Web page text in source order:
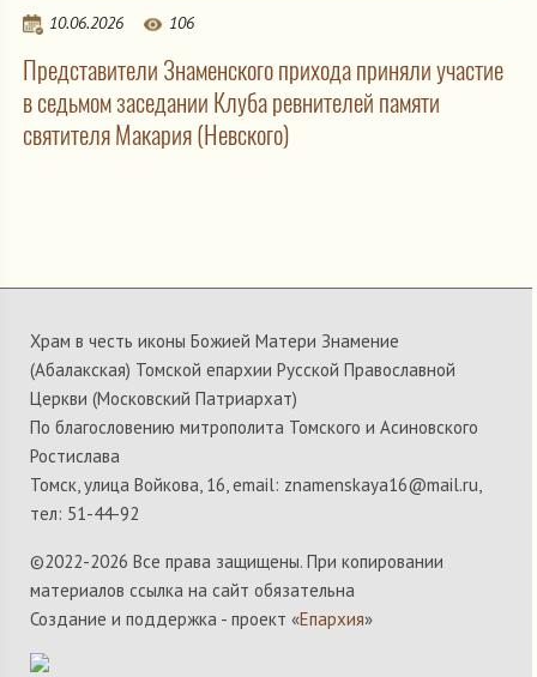
10.06.2026 106
Представители Знаменского прихода приняли участие
в седьмом заседании Клуба ревнителей памяти
святителя Макария (Невского)
Храм в честь иконы Божией Матери Знамение
(Абалакская) Томской епархии Русской Православной
Церкви (Московский Патриархат)
По благословению митрополита Томского и Асиновского
Ростислава
Томск, улица Войкова, 16, email: znamenskaya16@mail.ru,
тел: 51-44-92
©2022-2026 Все права защищены. При копировании
материалов ссылка на сайт обязательна
Создание и поддержка - проект «Епархия»